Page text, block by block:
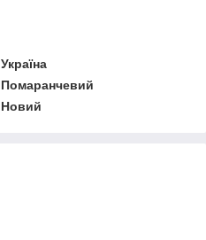
Україна
Помаранчевий
Новий